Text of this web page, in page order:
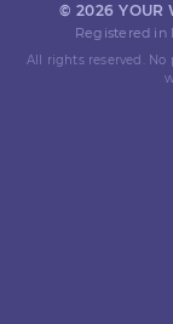
© 2026 YOUR
Registered in
All rights reserved.